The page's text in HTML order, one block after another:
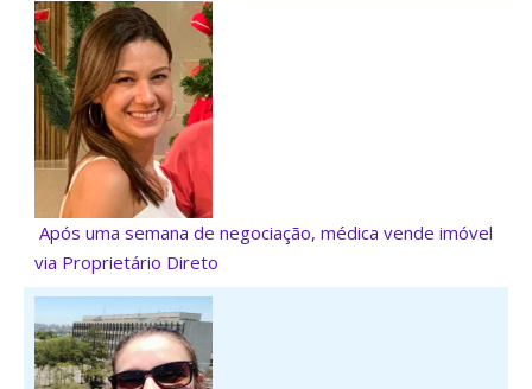
Após uma semana de negociação, médica vende imóvel
via Proprietário Direto